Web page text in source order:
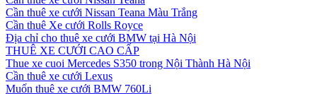
Cần thuê xe cưới Nissan Teana Màu Trắng
Cần thuê Xe cưới Rolls Royce
Địa chỉ cho thuê xe cưới BMW tại Hà Nội
THUÊ XE CƯỚI CAO CẤP
Thue xe cuoi Mercedes S350 trong Nội Thành Hà Nội
Cần thuê xe cưới Lexus
Muốn thuê xe cưới BMW 760Li